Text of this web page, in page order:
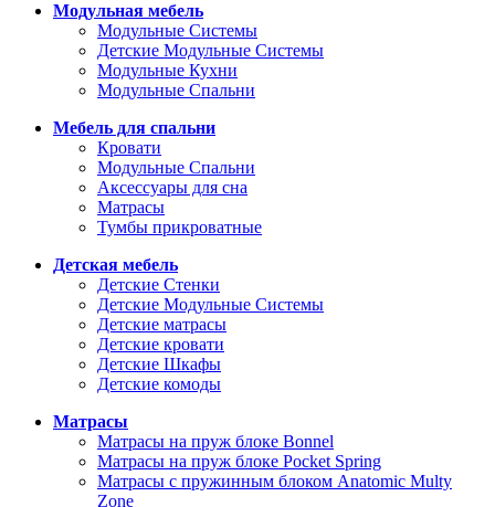
Модульная мебель
Модульные Системы
Детские Модульные Системы
Модульные Кухни
Модульные Спальни
Мебель для спальни
Кровати
Модульные Спальни
Аксессуары для сна
Матрасы
Тумбы прикроватные
Детская мебель
Детские Стенки
Детские Модульные Системы
Детские матрасы
Детские кровати
Детские Шкафы
Детские комоды
Матрасы
Матрасы на пруж блоке Bonnel
Матрасы на пруж блоке Pocket Spring
Матрасы с пружинным блоком Anatomic Multy
Zone